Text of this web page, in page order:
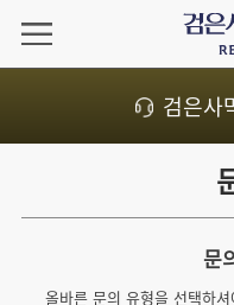
검은사
문
올바른 문의 유형을 선택하